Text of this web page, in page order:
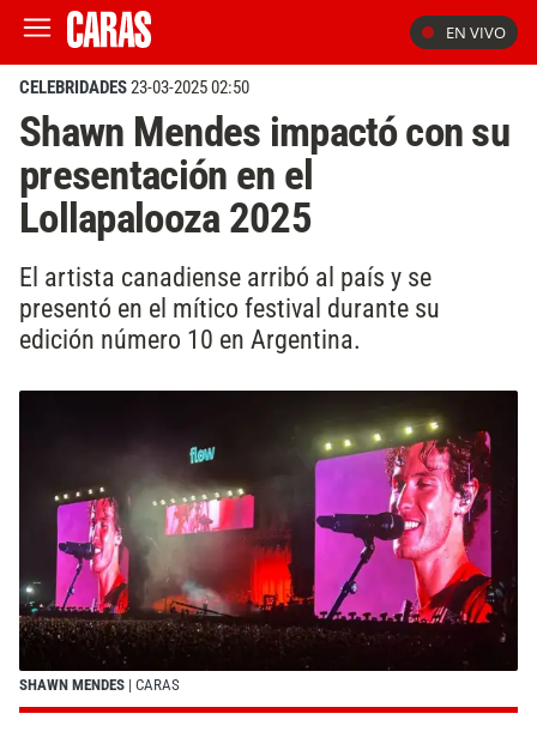
EN VIVO
CELEBRIDADES23-03-2025 02:50
Shawn Mendes impactó con su
presentación en el
Lollapalooza 2025
El artista canadiense arribó al país y se
presentó en el mítico festival durante su
edición número 10 en Argentina.
SHAWN MENDES | CARAS